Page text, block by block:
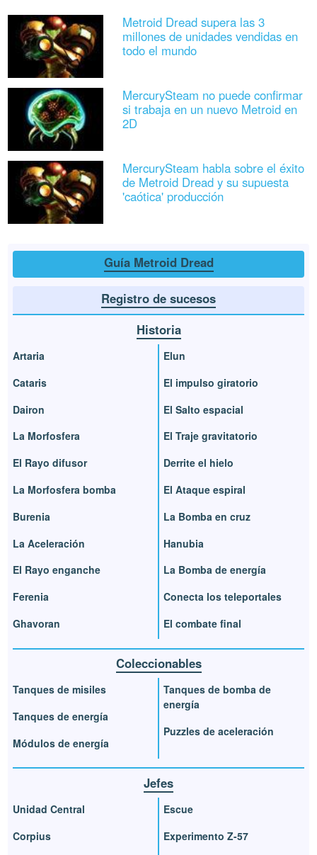
Metroid Dread supera las 3
millones de unidades vendidas en
todo el mundo
MercurySteam no puede confirmar
si trabaja en un nuevo Metroid en
2D
MercurySteam habla sobre el éxito
de Metroid Dread y su supuesta
'caótica' producción
Guía Metroid Dread
Registro de sucesos
Historia
Artaria
Cataris
Dairon
La Morfosfera
El Rayo difusor
La Morfosfera bomba
Burenia
La Aceleración
El Rayo enganche
Ferenia
Ghavoran
Elun
El impulso giratorio
El Salto espacial
El Traje gravitatorio
Derrite el hielo
El Ataque espiral
La Bomba en cruz
Hanubia
La Bomba de energía
Conecta los teleportales
El combate final
Coleccionables
Tanques de misiles
Tanques de energía
Módulos de energía
Tanques de bomba de
energía
Puzzles de aceleración
Jefes
Unidad Central
Corpius
Escue
Experimento Z-57